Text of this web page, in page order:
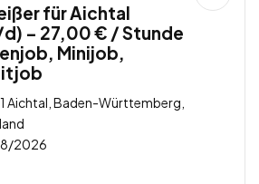
für Aichtal
– 27,00 € / Stunde
Minijob,
Aichtal, Baden-Württemberg,
2026